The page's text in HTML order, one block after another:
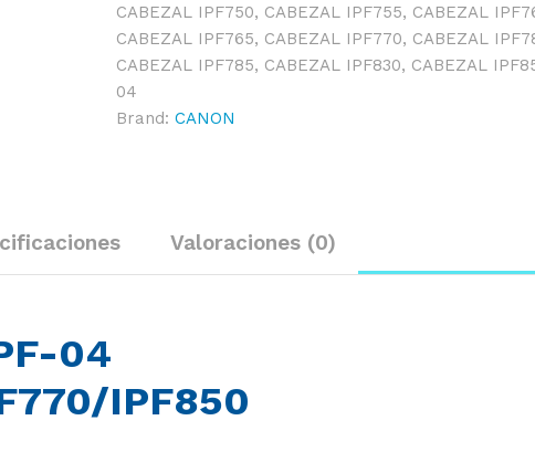
CABEZAL IPF750, CABEZAL IPF755, CABEZAL
CABEZAL IPF765, CABEZAL IPF770, CABEZAL
CABEZAL IPF785, CABEZAL IPF830, CABEZAL
04
Brand:CANON
Valoraciones (0)
04
IPF850